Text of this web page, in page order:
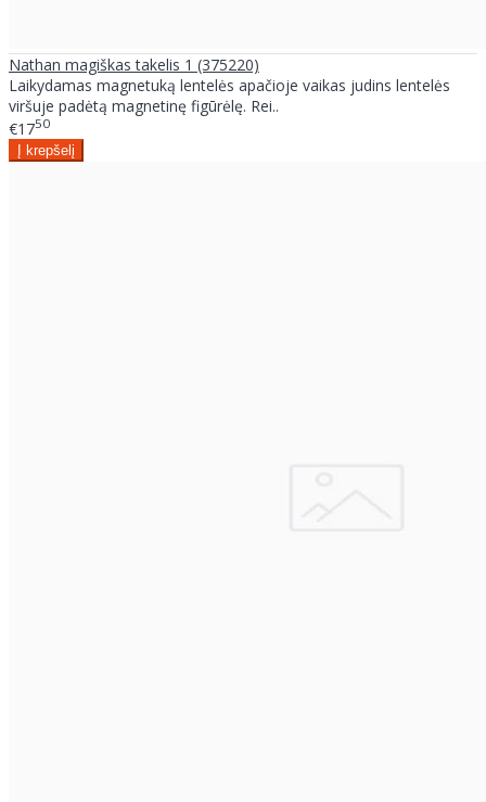
Nathan magiškas takelis 1 (375220)
Laikydamas magnetuką lentelės apačioje vaikas judins lentelės
viršuje padėtą magnetinę figūrėlę. Rei..
€1750